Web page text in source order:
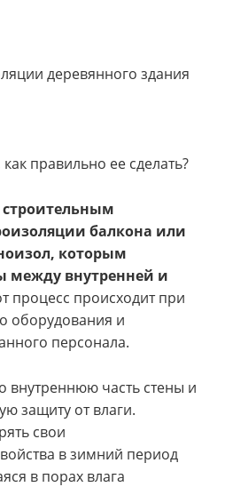
деревянного здания
правильно ее сделать?
балкона или
которым
между внутренней и
процесс происходит при
оборудования и
персонала.
внутреннюю часть стены и
защиту от влаги.
свои
в зимний период
в порах влага